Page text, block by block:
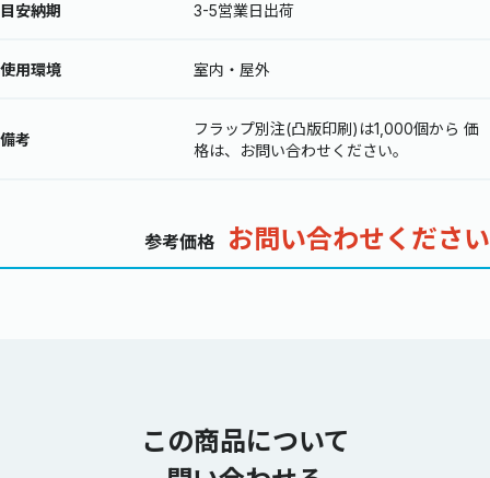
目安納期 3-5営業日出荷
使用環境 室内・屋外
備考
フラップ別注(凸版印刷)は1,000個から 価
格は、お問い合わせください。
参考価格 お問い合わせください
この商品について